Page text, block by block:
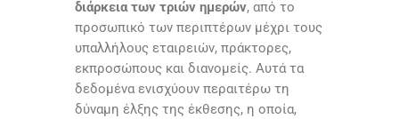
διάρκεια των τριών ημερών, από το
προσωπικό των περιπτέρων μέχρι τους
υπαλλήλους εταιρειών, πράκτορες,
εκπροσώπους και διανομείς. Αυτά τα
δεδομένα ενισχύουν περαιτέρω τη
δύναμη έλξης της έκθεσης, η οποία,